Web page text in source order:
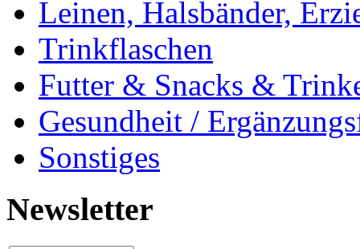
Leinen, Halsbänder,
Trinkflaschen
Futter & Snacks &
Gesundheit /
Sonstiges
Newsletter